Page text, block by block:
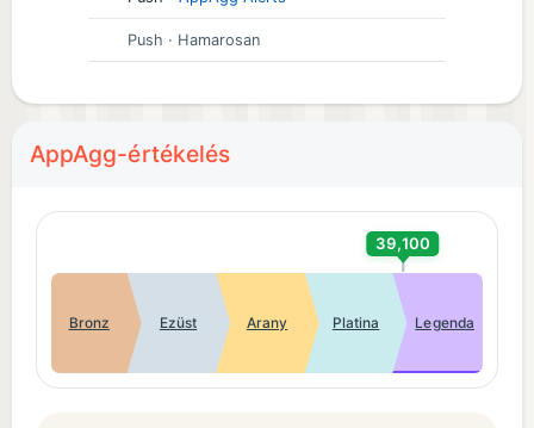
Push · Hamarosan
AppAgg-értékelés
39,100
Bronz Ezüst Arany Platina Legenda